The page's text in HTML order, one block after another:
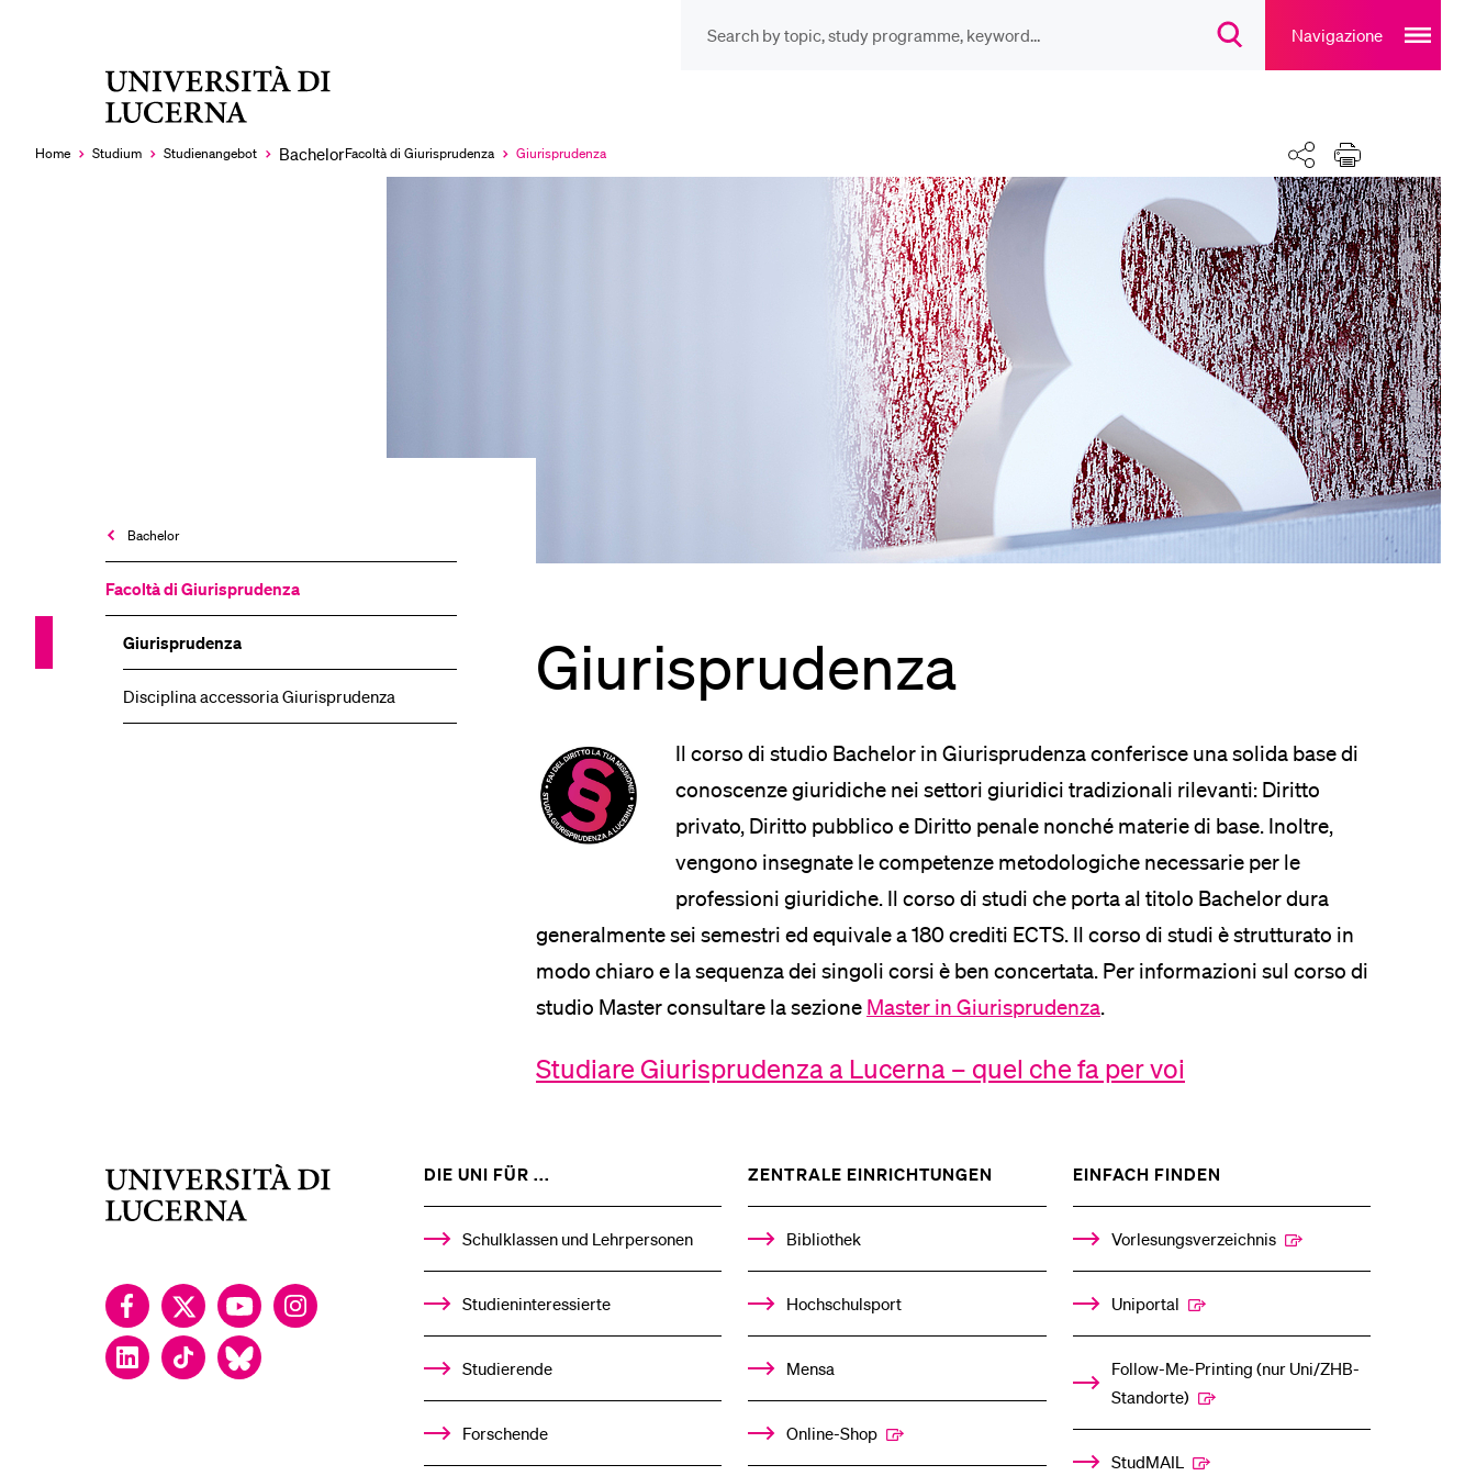
Open
Navigazione
main
navigation
Home Studium Studien­angebot BachelorFacoltà di Giurisprudenza
Currently
selected
Giurisprudenza Share Print
Bachelor
Facoltà di Giurisprudenza
Giurisprudenza
Disciplina accessoria Giurisprudenza Giurisprudenza
Il corso di studio Bachelor in Giurisprudenza conferisce una solida base di
conoscenze giuridiche nei settori giuridici tradizionali rilevanti: Diritto
privato, Diritto pubblico e Diritto penale nonché materie di base. Inoltre,
vengono insegnate le competenze metodologiche necessarie per le
professioni giuridiche. Il corso di studi che porta al titolo Bachelor dura
generalmente sei semestri ed equivale a 180 crediti ECTS. Il corso di studi è strutturato in
modo chiaro e la sequenza dei singoli corsi è ben concertata. Per informazioni sul corso di
studio Master consultare la sezione Master in Giurisprudenza.
Studiare Giurisprudenza a Lucerna – quel che fa per voi
Università
FacebookTwitter YouTubeInstagram
LinkedInTikTok Bluesky
DIE UNI FÜR ...
%1$S
SUBMENU
Schulklassen und Lehrpersonen
Studieninteressierte
Studierende
Forschende
ZENTRALE EINRICHTUNGEN
%1$S
SUBMENU
Bibliothek
Hochschulsport
Mensa
Online-Shop
EINFACH FINDEN
%1$S
SUBMENU
Vorlesungsverzeichnis
Uniportal
Follow-Me-Printing­ ­(nur Uni/ZHB-
Standorte)
StudMAIL
RECENT SEARCHES
Stellensuchende
Förderer
Bibliothek
Sportangebot
Menuplan Mensa
Anmeldung und Zulassung